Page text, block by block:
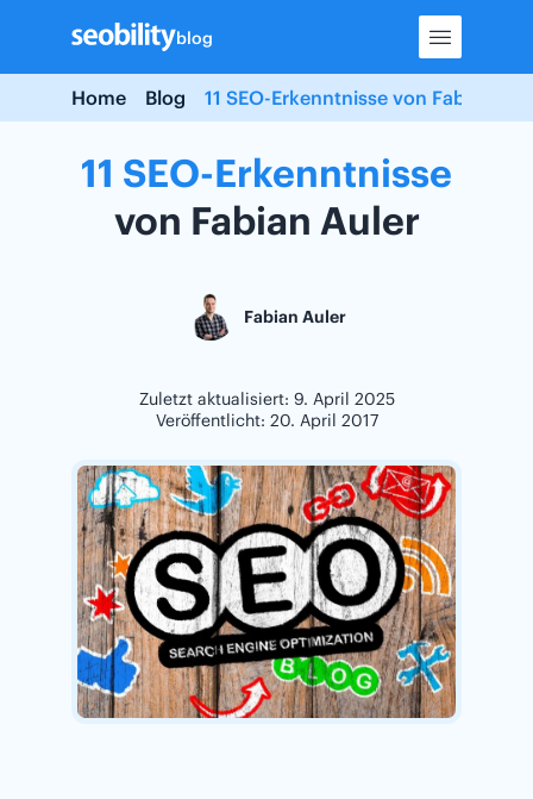
content
blog
Home Blog 11 SEO-Erkenntnisse von Fabian
11 SEO-Erkenntnisse
von Fabian Auler
Fabian Auler
Zuletzt aktualisiert: 9. April 2025
Veröffentlicht: 20. April 2017